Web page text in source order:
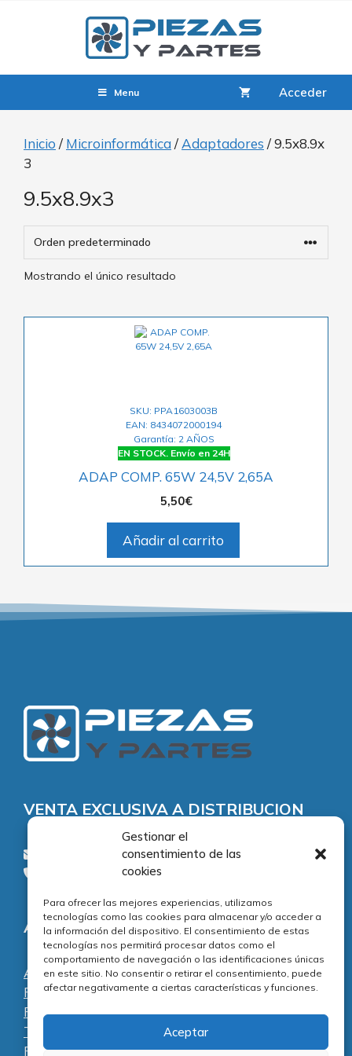
Gestionar el
consentimiento de las
cookies
Para ofrecer las mejores experiencias, utilizamos
tecnologías como las cookies para almacenar y/o acceder a
la información del dispositivo. El consentimiento de estas
tecnologías nos permitirá procesar datos como el
comportamiento de navegación o las identificaciones únicas
en este sitio. No consentir o retirar el consentimiento, puede
afectar negativamente a ciertas características y funciones.
Aceptar
Menu Acceder
Inicio / Microinformática/Adaptadores / 9.5x8.9x
3
9.5x8.9x3
Mostrando el único resultado
SKU: PPA1603003B
EAN: 8434072000194
Garantía: 2 AÑOS
EN STOCK. Envío en 24H
ADAP COMP. 65W 24,5V 2,65A
5,50€
Añadir al carrito
VENTA EXCLUSIVA A DISTRIBUCION
consultas@piezasypartes.es
Tel.: 91 811 73 02
Adecuación normativa
Aviso legal
Política de privacidad
Política de cookies
Términos y condiciones
Preguntas frecuentes